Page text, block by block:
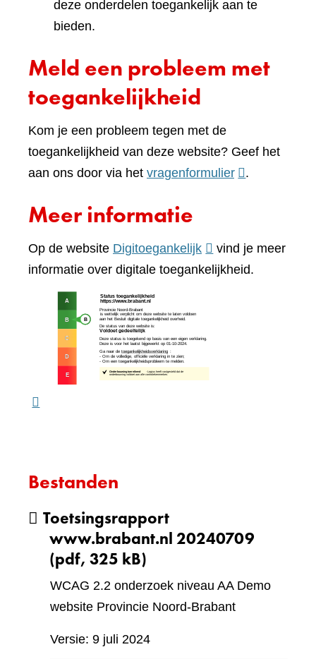
deze onderdelen toegankelijk aan te
bieden.
Meld een probleem met
toegankelijkheid
Kom je een probleem tegen met de
toegankelijkheid van deze website? Geef het
aan ons door via het vragenformulier(verwijst
website)
.
Meer informatie
Op de website Digitoegankelijk(verwijst
naar
vind je meer
informatie over digitale toegankelijkheid.
Bestanden
Toetsingsrapport
www.brabant.nl 20240709
(pdf, 325 kB)
WCAG 2.2 onderzoek niveau AA Demo
website Provincie Noord-Brabant
Versie: 9 juli 2024